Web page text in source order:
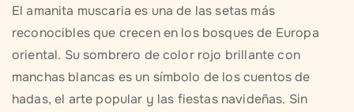
El amanita muscaria es una de las setas más
reconocibles que crecen en los bosques de Europa
oriental. Su sombrero de color rojo brillante con
manchas blancas es un símbolo de los cuentos de
hadas, el arte popular y las fiestas navideñas. Sin